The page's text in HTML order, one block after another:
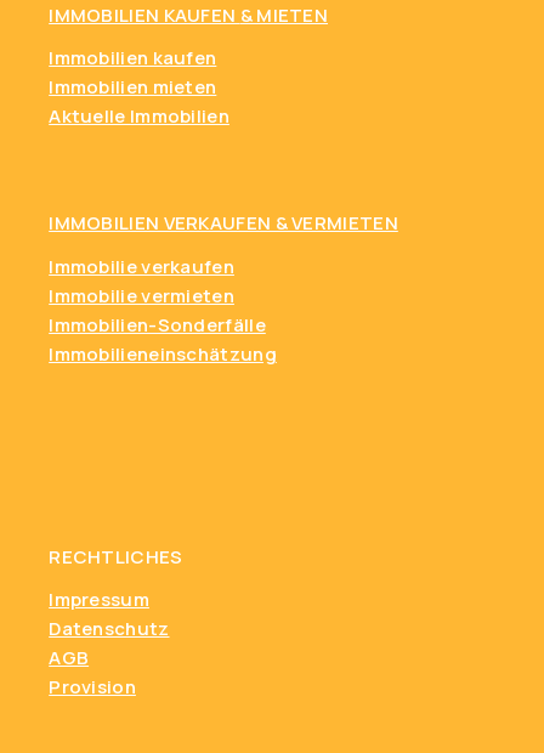
RECHTLICHES
Impressum
Datenschutz
AGB
Provision
IMMOBILIEN VERKAUFEN & VERMIETEN
Immobilie verkaufen
Immobilie vermieten
Immobilien-Sonderfälle
Immobilieneinschätzung
IMMOBILIEN KAUFEN & MIETEN
Immobilien kaufen
Immobilien mieten
Aktuelle Immobilien